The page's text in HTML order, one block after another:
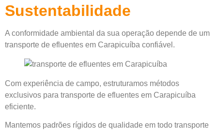
Sustentabilidade
A conformidade ambiental da sua operação depende de um
transporte de efluentes em Carapicuíba confiável.
Com experiência de campo, estruturamos métodos
exclusivos para transporte de efluentes em Carapicuíba
eficiente.
Mantemos padrões rígidos de qualidade em todo transporte